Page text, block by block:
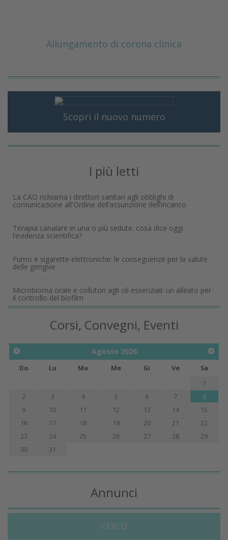
Allungamento di corona clinica
Scopri il nuovo numero
I più letti
La CAO richiama i direttori sanitari agli obblighi di
comunicazione all'Ordine dell’assunzione dell’incarico
Terapia canalare in una o più sedute: cosa dice oggi
l’evidenza scientifica?
Fumo e sigarette elettroniche: le conseguenze per la salute
delle gengive
Microbioma orale e collutori agli oli essenziali: un alleato per
il controllo del biofilm
Corsi, Convegni, Eventi
Agosto 2026
Do Lu Ma Me Gi Ve
Sa
1
2
3 4 5 6 7
8
9
10 11 12 13 14
15
16
17 18 19 20 21
22
23
24 25 26 27 28
29
30
31
Annunci
CERCO